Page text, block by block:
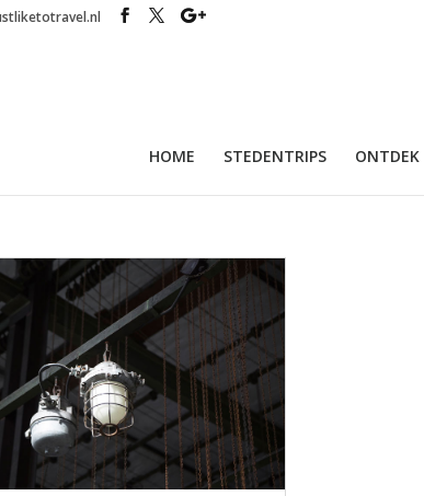
HOME STEDENTRIPS ONTDEK